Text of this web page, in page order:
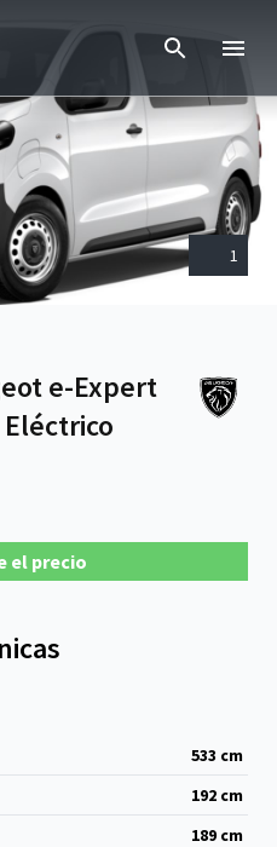
1
e-Expert
el precio
533 cm
192 cm
189 cm